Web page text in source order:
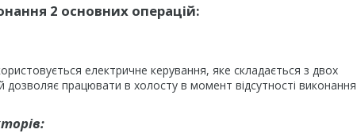
2 основних операцій:
електричне керування, яке складається з двох
дозволяє працювати в холосту в момент відсутності